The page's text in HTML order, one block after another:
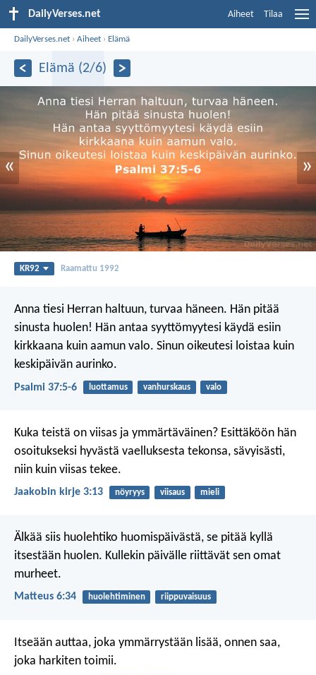
DailyVerses.net Aiheet Tilaa
DailyVerses.net ›Aiheet › Elämä
Elämä (2/6)
« »
KR92 Raamattu 1992
Anna tiesi Herran haltuun, turvaa häneen. Hän pitää
sinusta huolen! Hän antaa syyttömyytesi käydä esiin
kirkkaana kuin aamun valo. Sinun oikeutesi loistaa kuin
keskipäivän aurinko.
Psalmi 37:5-6 luottamus vanhurskaus valo
Kuka teistä on viisas ja ymmärtäväinen? Esittäköön hän
osoitukseksi hyvästä vaelluksesta tekonsa, sävyisästi,
niin kuin viisas tekee.
Jaakobin kirje 3:13 nöyryys viisaus mieli
Älkää siis huolehtiko huomispäivästä, se pitää kyllä
itsestään huolen. Kullekin päivälle riittävät sen omat
murheet.
Matteus 6:34 huolehtiminen riippuvaisuus
Itseään auttaa, joka ymmärrystään lisää, onnen saa,
joka harkiten toimii.